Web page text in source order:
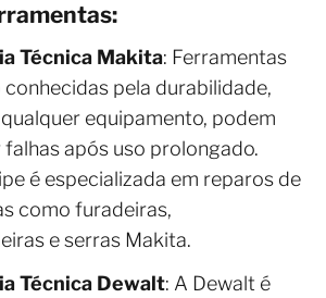
Técnica Makita: Ferramentas
conhecidas pela durabilidade,
equipamento, podem
após uso prolongado.
é especializada em reparos de
como furadeiras,
e serras Makita.
Técnica Dewalt: A Dewalt é